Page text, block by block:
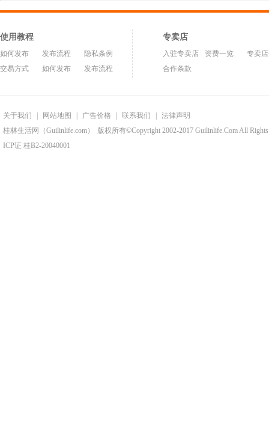
使用教程
如何发布 发布流程
隐私条例
交易方式
如何发布 发布流程
专卖店
入驻专卖店 资费一览
专卖
合作条款
关于我们 网站地图 广告价格 联系我们
法律声明
桂林生活网（Guilinlife.com）
版权所有©Copyright 2002-2017 Guilinlife.Com All Rights
ICP证 桂B2-20040001